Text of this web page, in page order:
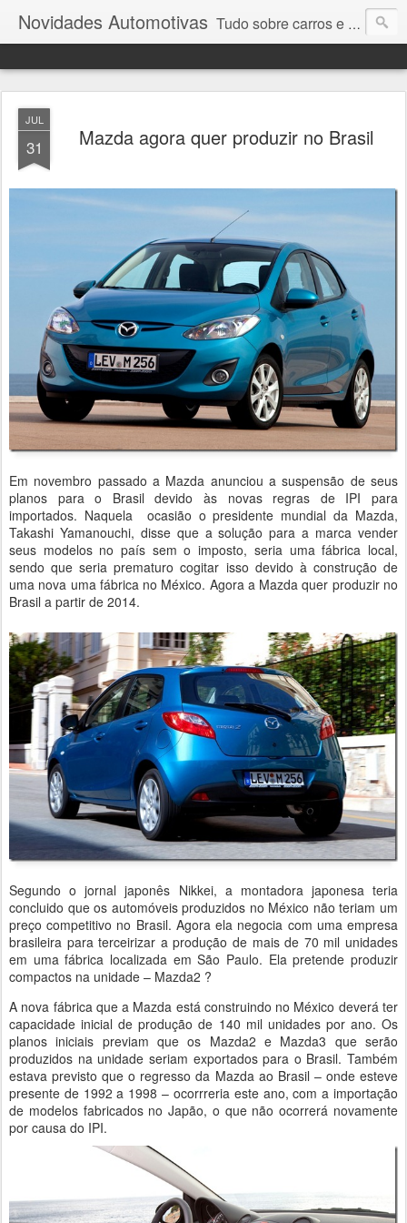
Novidades Automotivas Tudo sobre carros e motores
JUL
31 Mazda agora quer produzir no Brasil
Em novembro passado a Mazda anunciou a suspensão de seus
planos para o Brasil devido às novas regras de IPI para
importados. Naquela ocasião o presidente mundial da Mazda,
Takashi Yamanouchi, disse que a solução para a marca vender
seus modelos no país sem o imposto, seria uma fábrica local,
sendo que seria prematuro cogitar isso devido à construção de
uma nova uma fábrica no México. Agora a Mazda quer produzir no
Brasil a partir de 2014.
Segundo o jornal japonês Nikkei, a montadora japonesa teria
concluido que os automóveis produzidos no México não teriam um
preço competitivo no Brasil. Agora ela negocia com uma empresa
brasileira para terceirizar a produção de mais de 70 mil unidades
em uma fábrica localizada em São Paulo. Ela pretende produzir
compactos na unidade – Mazda2 ?
A nova fábrica que a Mazda está construindo no México deverá ter
capacidade inicial de produção de 140 mil unidades por ano. Os
planos iniciais previam que os Mazda2 e Mazda3 que serão
produzidos na unidade seriam exportados para o Brasil. Também
estava previsto que o regresso da Mazda ao Brasil – onde esteve
presente de 1992 a 1998 – ocorrreria este ano, com a importação
de modelos fabricados no Japão, o que não ocorrerá novamente
por causa do IPI.